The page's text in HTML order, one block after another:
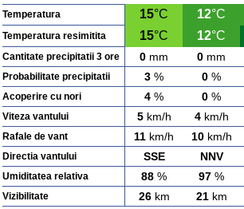
Temperatura 15°C 12°C
Temperatura resimitita 15°C 12°C
Cantitate precipitatii 3 ore 0 mm 0 mm
Probabilitate precipitatii 3 % 0 %
Acoperire cu nori 4 % 0 %
Viteza vantului 5km/h 4km/h
Rafale de vant 11 km/h 10km/h
Directia vantului SSE NNV
Umiditatea relativa 88 % 97 %
Vizibilitate 26km 21km